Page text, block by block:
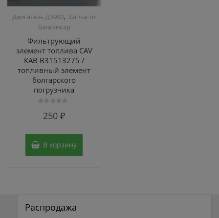
Двигатель Д3900, Запчасти
Балканкар
Фильтрующий
элемент топлива CAV
КАВ B31513275 /
топливный элемент
болгарского
погрузчика
250₽
В корзину
Распродажа